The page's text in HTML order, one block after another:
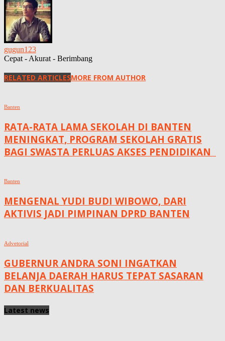
gugun123
Cepat - Akurat - Berimbang
RELATED ARTICLESMORE FROM AUTHOR
Banten
RATA-RATA LAMA SEKOLAH DI BANTEN
MENINGKAT, ‎PROGRAM SEKOLAH GRATIS
BAGI SWASTA PERLUAS AKSES PENDIDIKAN ‎ ‎
Banten
MENGENAL YUDI BUDI WIBOWO, DARI
AKTIVIS JADI PIMPINAN DPRD BANTEN
Advetorial
GUBERNUR ANDRA SONI INGATKAN
BELANJA DAERAH HARUS TEPAT SASARAN
DAN BERKUALITAS
Latest news